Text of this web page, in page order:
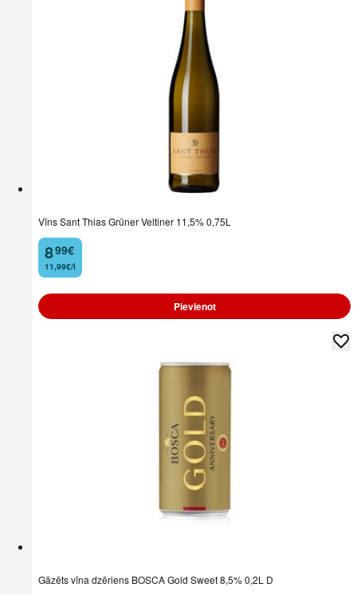
Vīns Sant Thias Grüner Veltiner 11,5% 0,75L
8
. 99€
11,99€/l
Pievienot
Gāzēts vīna dzēriens BOSCA Gold Sweet 8,5% 0,2L D